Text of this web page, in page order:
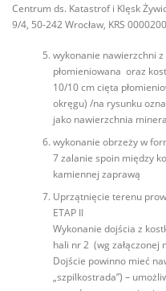
Centrum ds. Katastrof i Klęsk
9/4, 50-242 Wrocław, KRS
wykonanie nawierzchni
płomieniowana oraz
10/10 cm cięta
okręgu) /na rysunku
jako nawierzchnia
wykonanie obrzeży w
7 zalanie spoin między
kamiennej zaprawą
Uprzątnięcie terenu
ETAP II
Wykonanie dojścia z
hali nr 2 (wg załączonej
Dojście powinno mieć
„szpilkostrada”) –